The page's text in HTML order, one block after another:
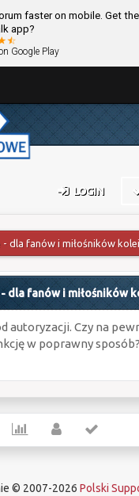
faster on mobile. Get
app?
Google Play
LOGIN
- dla fanów i miłośników kolei
dla fanów i miłośników
autoryzacji. Czy na
w poprawny
© 2007-2026 Polski